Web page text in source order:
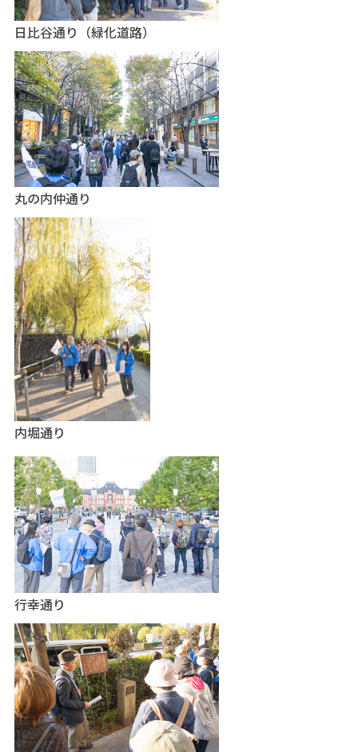
日比谷通り（緑化道路）
丸の内仲通り
内堀通り
行幸通り